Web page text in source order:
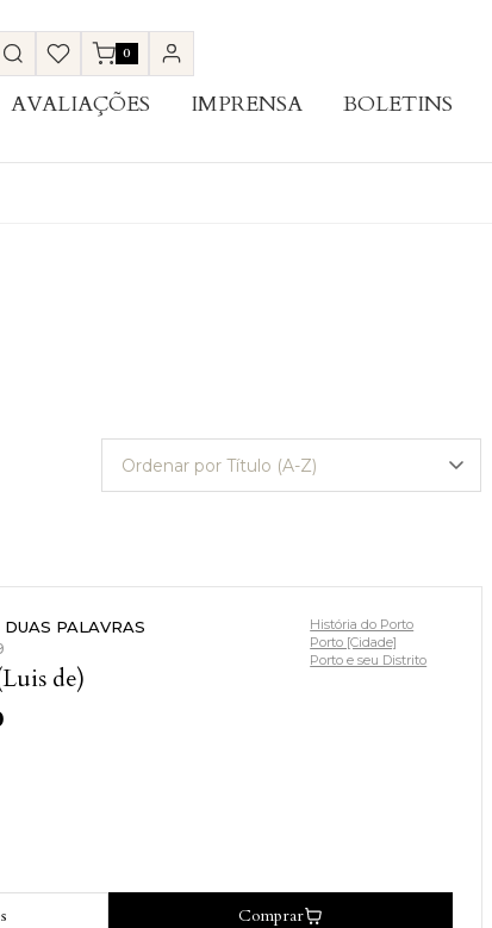
0
AVALIAÇÕES IMPRENSA BOLETINS
PALAVRAS
de)
História do Porto
Porto [Cidade]
Porto e seu Distrito
Comprar